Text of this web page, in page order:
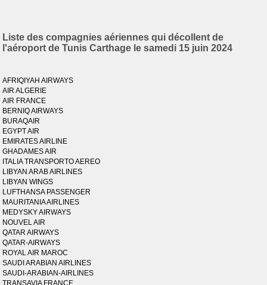
Liste des compagnies aériennes qui décollent de
l'aéroport de Tunis Carthage le samedi 15 juin 2024
AFRIQIYAH AIRWAYS
AIR ALGERIE
AIR FRANCE
BERNIQ AIRWAYS
BURAQAIR
EGYPT AIR
EMIRATES AIRLINE
GHADAMES AIR
ITALIA TRANSPORTO AEREO
LIBYAN ARAB AIRLINES
LIBYAN WINGS
LUFTHANSA PASSENGER
MAURITANIA AIRLINES
MEDYSKY AIRWAYS
NOUVEL AIR
QATAR AIRWAYS
QATAR-AIRWAYS
ROYAL AIR MAROC
SAUDI ARABIAN AIRLINES
SAUDI-ARABIAN-AIRLINES
TRANSAVIA FRANCE